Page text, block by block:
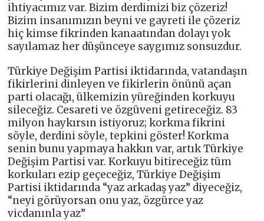
ihtiyacımız var. Bizim derdimizi biz çözeriz!
Bizim insanımızın beyni ve gayreti ile çözeriz
hiç kimse fikrinden kanaatından dolayı yok
sayılamaz her düşünceye saygımız sonsuzdur.
Türkiye Değişim Partisi iktidarında, vatandaşın
fikirlerini dinleyen ve fikirlerin önünü açan
parti olacağı, ülkemizin yüreğinden korkuyu
sileceğiz. Cesareti ve özgüveni getireceğiz. 83
milyon haykırsın istiyoruz; korkma fikrini
söyle, derdini söyle, tepkini göster! Korkma
senin bunu yapmaya hakkın var, artık Türkiye
Değişim Partisi var. Korkuyu bitireceğiz tüm
korkuları ezip geçeceğiz, Türkiye Değişim
Partisi iktidarında “yaz arkadaş yaz” diyeceğiz,
“neyi görüyorsan onu yaz, özgürce yaz
vicdanınla yaz”